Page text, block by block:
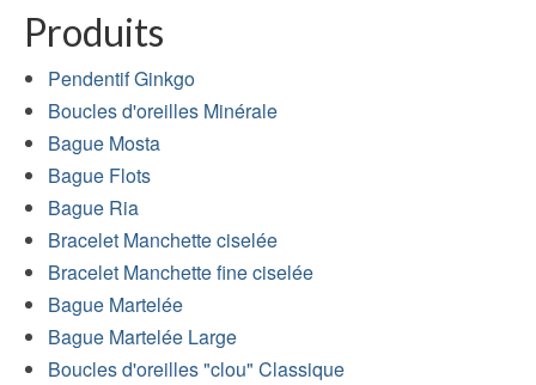
Produits
Pendentif Ginkgo
Boucles d'oreilles Minérale
Bague Mosta
Bague Flots
Bague Ria
Bracelet Manchette ciselée
Bracelet Manchette fine ciselée
Bague Martelée
Bague Martelée Large
Boucles d'oreilles "clou" Classique